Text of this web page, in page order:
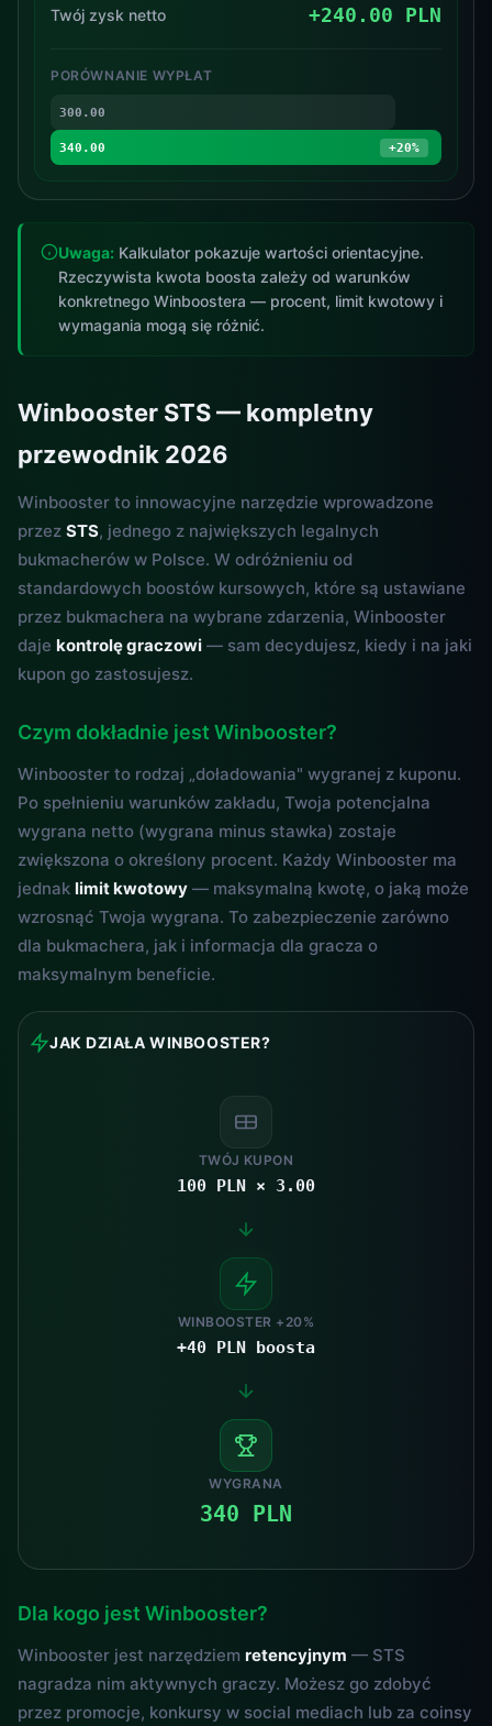
Twój zysk netto +240.00 PLN
PORÓWNANIE WYPŁAT
300.00
340.00 +20%
Uwaga: Kalkulator pokazuje wartości orientacyjne.
Rzeczywista kwota boosta zależy od warunków
konkretnego Winboostera — procent, limit kwotowy i
wymagania mogą się różnić.
Winbooster STS — kompletny
przewodnik 2026
Winbooster to innowacyjne narzędzie wprowadzone
przez STS, jednego z największych legalnych
bukmacherów w Polsce. W odróżnieniu od
standardowych boostów kursowych, które są ustawiane
przez bukmachera na wybrane zdarzenia, Winbooster
daje kontrolę graczowi — sam decydujesz, kiedy i na jaki
kupon go zastosujesz.
Czym dokładnie jest Winbooster?
Winbooster to rodzaj „doładowania" wygranej z kuponu.
Po spełnieniu warunków zakładu, Twoja potencjalna
wygrana netto (wygrana minus stawka) zostaje
zwiększona o określony procent. Każdy Winbooster ma
jednak limit kwotowy — maksymalną kwotę, o jaką może
wzrosnąć Twoja wygrana. To zabezpieczenie zarówno
dla bukmachera, jak i informacja dla gracza o
maksymalnym beneficie.
JAK DZIAŁA WINBOOSTER?
TWÓJ KUPON
100 PLN × 3.00
WINBOOSTER +20%
+40 PLN boosta
WYGRANA
340 PLN
Dla kogo jest Winbooster?
Winbooster jest narzędziem retencyjnym — STS
nagradza nim aktywnych graczy. Możesz go zdobyć
przez promocje, konkursy w social mediach lub za coinsy